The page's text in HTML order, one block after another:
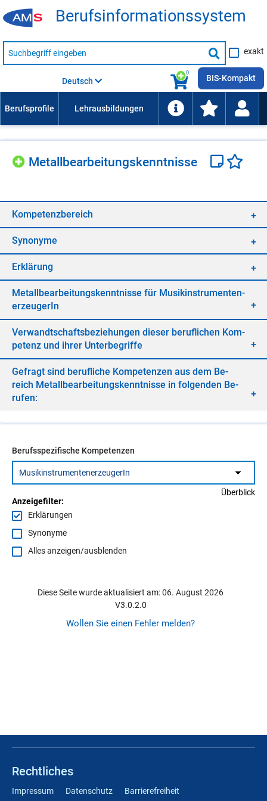
Be­rufs­in­for­ma­ti­ons­sys­tem
Suche
nach
Suche
starten
exakt
0
Deutsch BIS-Kompakt
Me­tall­be­ar­bei­tungs­kennt­nis­se
Kom­pe­tenz­be­reich
Syn­ony­me
Er­klä­rung
Me­tall­be­ar­bei­tungs­kennt­nis­se für Mu­sik­in­stru­men­ten­
er­zeu­ge­rIn
Ver­wandt­schafts­be­zie­hun­gen die­ser be­ruf­li­chen Kom­
pe­tenz und ih­rer Un­ter­be­grif­fe
Ge­fragt sind be­ruf­li­che Kom­pe­ten­zen aus dem Be­
reich Me­tall­be­ar­bei­tungs­kennt­nis­se in fol­gen­den Be­
ru­fen:
Berufsspezifische Kompetenzen
Überblick
Anzeigefilter:
Erklärungen
Synonyme
Alles anzeigen/ausblenden
Diese Seite wurde aktualisiert am: 06. August 2026
V3.0.2.0
Wollen Sie einen Fehler melden?
Rechtliches
Impressum Datenschutz Barrierefreiheit